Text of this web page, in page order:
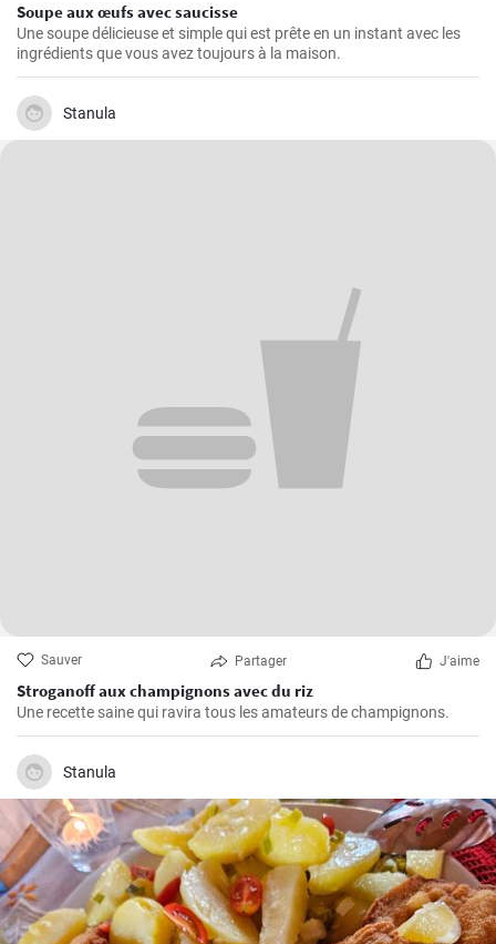
Soupe aux œufs avec saucisse
Une soupe délicieuse et simple qui est prête en un instant avec les
ingrédients que vous avez toujours à la maison.
Stanula
Sauver Partager J'aime
Stroganoff aux champignons avec du riz
Une recette saine qui ravira tous les amateurs de champignons.
Stanula